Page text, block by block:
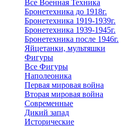
Все Военная Техника
Бронетехника до 1918г.
Бронетехника 1919-1939г.
Бронетехника 1939-1945г.
Бронетехника после 1946г.
Яйцетанки, мультяшки
Фигуры
Все Фигуры
Наполеоника
Первая мировая война
Вторая мировая война
Современные
Дикий запад
Исторические